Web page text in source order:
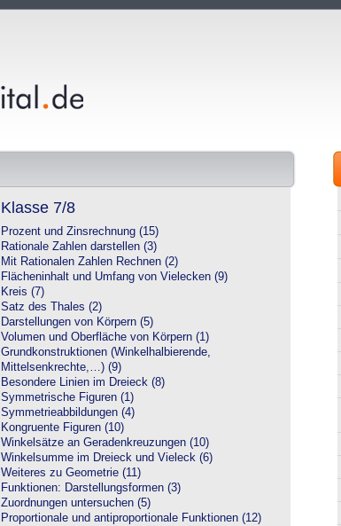
Klasse 7/8
Prozent und Zinsrechnung (15)
Rationale Zahlen darstellen (3)
Mit Rationalen Zahlen Rechnen (2)
Flächeninhalt und Umfang von Vielecken (9)
Kreis (7)
Satz des Thales (2)
Darstellungen von Körpern (5)
Volumen und Oberfläche von Körpern (1)
Grundkonstruktionen (Winkelhalbierende,
Mittelsenkrechte,…) (9)
Besondere Linien im Dreieck (8)
Symmetrische Figuren (1)
Symmetrieabbildungen (4)
Kongruente Figuren (10)
Winkelsätze an Geradenkreuzungen (10)
Winkelsumme im Dreieck und Vieleck (6)
Weiteres zu Geometrie (11)
Funktionen: Darstellungsformen (3)
Zuordnungen untersuchen (5)
Proportionale und antiproportionale Funktionen (12)